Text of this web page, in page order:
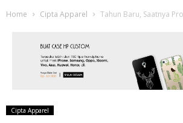
Home Cipta Apparel Tahun Baru, Saatnya
Cipta Apparel